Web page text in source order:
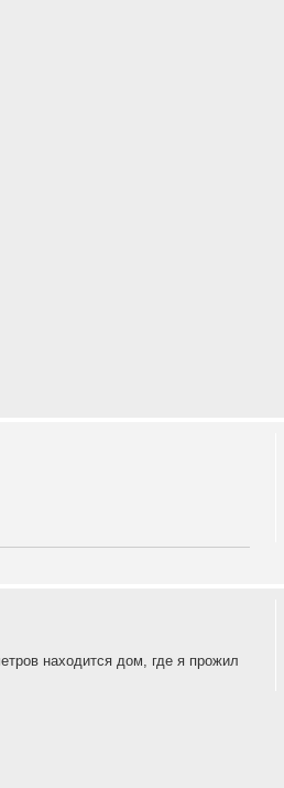
находится дом, где я прожил